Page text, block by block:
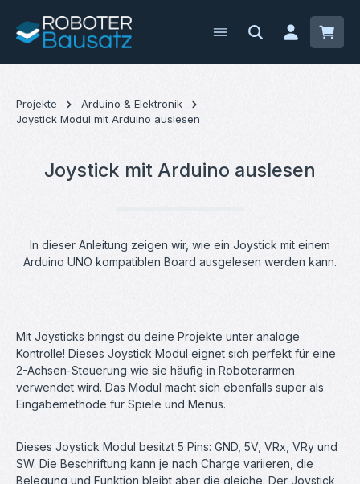
Zum Hauptinhalt springen
Projekte
Arduino & Elektronik
Joystick Modul mit Arduino auslesen
Joystick mit Arduino auslesen
In dieser Anleitung zeigen wir, wie ein Joystick mit einem
Arduino UNO kompatiblen Board ausgelesen werden kann.
Mit Joysticks bringst du deine Projekte unter analoge
Kontrolle! Dieses Joystick Modul eignet sich perfekt für eine
2-Achsen-Steuerung wie sie häufig in Roboterarmen
verwendet wird. Das Modul macht sich ebenfalls super als
Eingabemethode für Spiele und Menüs.
Dieses Joystick Modul besitzt 5 Pins: GND, 5V, VRx, VRy und
SW. Die Beschriftung kann je nach Charge variieren, die
Belegung und Funktion bleibt aber die gleiche. Der Joystick